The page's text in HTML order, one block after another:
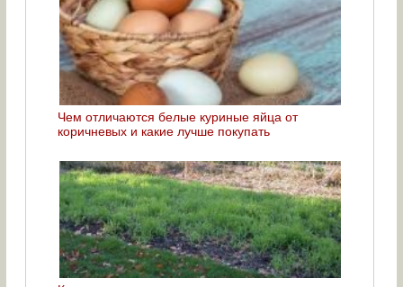
Чем отличаются белые куриные яйца от
коричневых и какие лучше покупать